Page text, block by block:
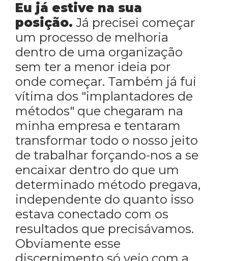
Eu já estive na sua
posição. Já precisei começar
um processo de melhoria
dentro de uma organização
sem ter a menor ideia por
onde começar. Também já fui
vítima dos "implantadores de
métodos" que chegaram na
minha empresa e tentaram
transformar todo o nosso jeito
de trabalhar forçando-nos a se
encaixar dentro do que um
determinado método pregava,
independente do quanto isso
estava conectado com os
resultados que precisávamos.
Obviamente esse